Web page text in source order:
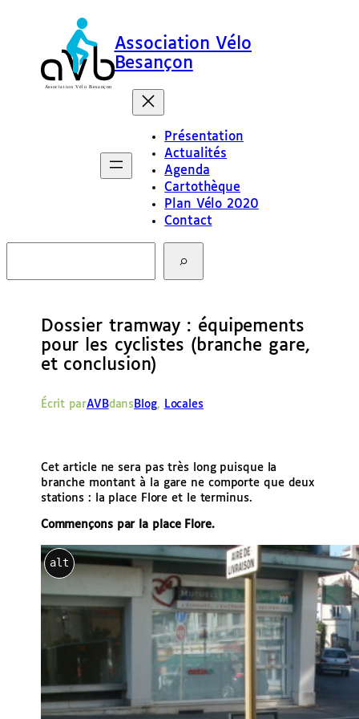
Association Vélo
Besançon
Présentation
Actualités
Agenda
Cartothèque
Plan Vélo 2020
Contact
c
Dossier tramway : équipements
pour les cyclistes (branche gare,
et conclusion)
Écrit parAVBdans Blog, Locales
Cet article ne sera pas très long puisque la
branche montant à la gare ne comporte que deux
stations : la place Flore et le terminus.
Commençons par la place Flore.
alt